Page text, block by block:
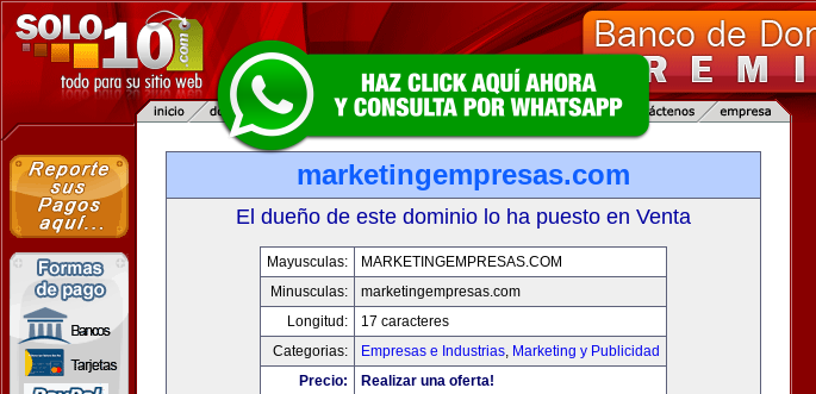
marketingempresas.com
El dueño de este dominio lo ha puesto en Venta
Mayusculas:
MARKETINGEMPRESAS.COM
Minusculas:
marketingempresas.com
Longitud:
17 caracteres
Categorias:
Empresas e Industrias, Marketing y Publicidad
Precio:
Realizar una oferta!